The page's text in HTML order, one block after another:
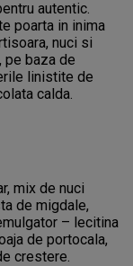
autentic.
poarta in inima
nuci si
pe baza de
linistite de
calda.
mix de nuci
de migdale,
– lecitina
de portocala,
crestere.